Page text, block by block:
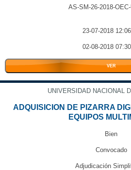
AS-SM-26-2018-
23-07-2018
02-08-2018
VER
UNIVERSIDAD NACIONAL
ADQUISICION DE PIZARRA
EQUIPOS
Bien
Convocado
Adjudicación